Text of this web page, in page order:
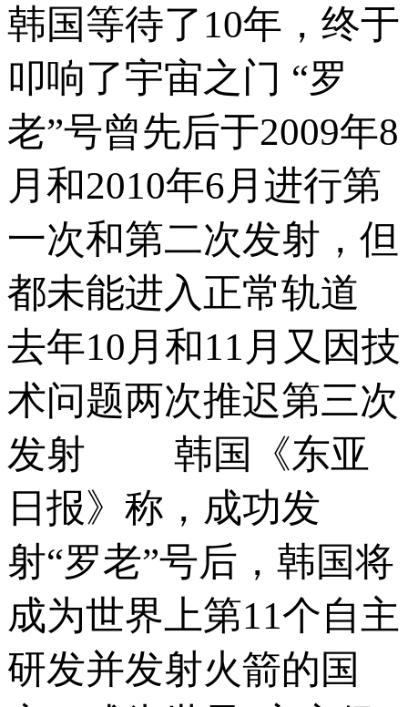
韩国等待了10年，终于
叩响了宇宙之门 “罗
老”号曾先后于2009年8
月和2010年6月进行第
一次和第二次发射，但
都未能进入正常轨道
去年10月和11月又因技
术问题两次推迟第三次
发射 韩国《东亚
日报》称，成功发
射“罗老”号后，韩国将
成为世界上第11个自主
研发并发射火箭的国